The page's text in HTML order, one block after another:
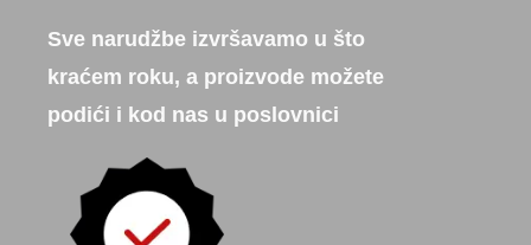
Sve narudžbe izvršavamo u što
kraćem roku, a proizvode možete
podići i kod nas u poslovnici